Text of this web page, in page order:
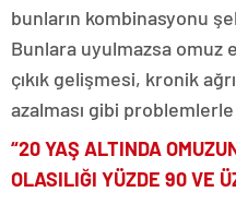
bunların kombinasyonu
Bunlara uyulmazsa
çıkık gelişmesi, kronik
azalması gibi
“20 YAŞ ALTINDA
OLASILIĞI YÜZDE 90 VE